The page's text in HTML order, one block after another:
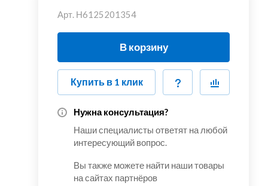
Арт. Н6125201354
В корзину
Купить в 1 клик
Нужна консультация?
Наши специалисты ответят на любой
интересующий вопрос.
Вы также можете найти наши товары
на сайтах партнёров